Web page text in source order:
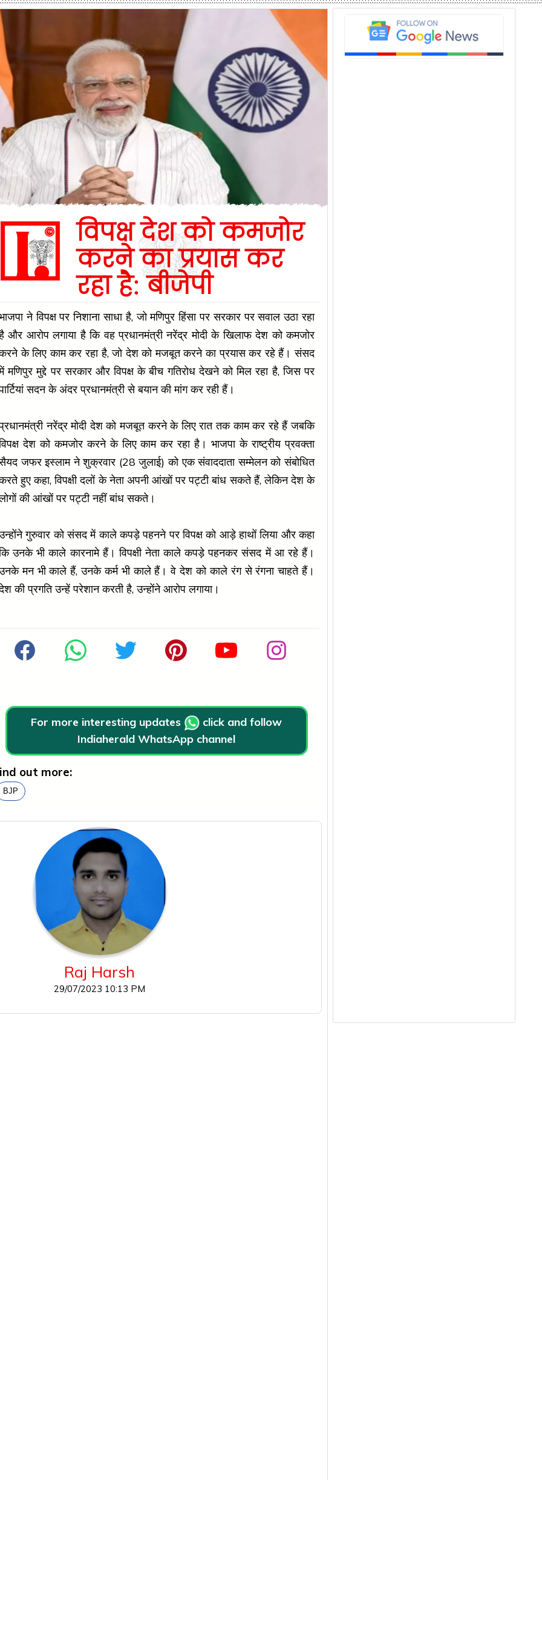
विपक्ष देश को कमजोर
करने का प्रयास कर
रहा है: बीजेपी
ने विपक्ष पर निशाना साधा है, जो मणिपुर हिंसा पर सरकार पर सवाल उठा रहा
और आरोप लगाया है कि वह प्रधानमंत्री नरेंद्र मोदी के खिलाफ देश को कमजोर
के लिए काम कर रहा है, जो देश को मजबूत करने का प्रयास कर रहे हैं। संसद
मणिपुर मुद्दे पर सरकार और विपक्ष के बीच गतिरोध देखने को मिल रहा है, जिस पर
सदन के अंदर प्रधानमंत्री से बयान की मांग कर रही हैं।
नरेंद्र मोदी देश को मजबूत करने के लिए रात तक काम कर रहे हैं जबकि
देश को कमजोर करने के लिए काम कर रहा है। भाजपा के राष्ट्रीय प्रवक्ता
जफर इस्लाम ने शुक्रवार (28 जुलाई) को एक संवाददाता सम्मेलन को संबोधित
हुए कहा, विपक्षी दलों के नेता अपनी आंखों पर पट्टी बांध सकते हैं, लेकिन देश के
की आंखों पर पट्टी नहीं बांध सकते।
गुरुवार को संसद में काले कपड़े पहनने पर विपक्ष को आड़े हाथों लिया और कहा
उनके भी काले कारनामे हैं। विपक्षी नेता काले कपड़े पहनकर संसद में आ रहे हैं।
मन भी काले हैं, उनके कर्म भी काले हैं। वे देश को काले रंग से रंगना चाहते हैं।
की प्रगति उन्हें परेशान करती है, उन्होंने आरोप लगाया।
For more interesting updates
click and follow
Indiaherald WhatsApp channel
out more:
BJP
Raj Harsh
29/07/2023 10:13 PM